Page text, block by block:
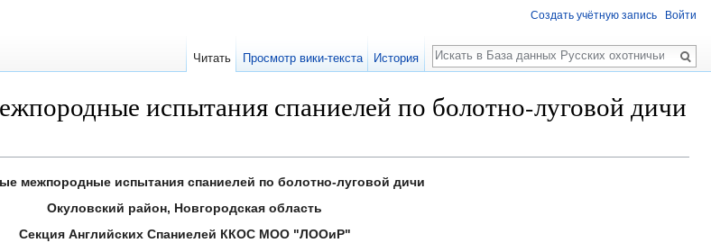
испытания спаниелей по болотно-луговой дичи
межпородные испытания спаниелей по болотно-луговой дичи
Окуловский район, Новгородская область
Секция Английских Спаниелей ККОС МОО "ЛООиР"
Создать учётную запись Войти
Читать Просмотр вики-текста История
Поиск